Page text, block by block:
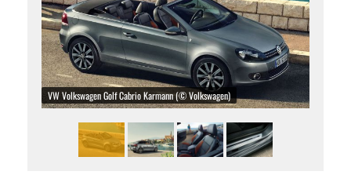
VW Volkswagen Golf Cabrio Karmann (© Volkswagen)